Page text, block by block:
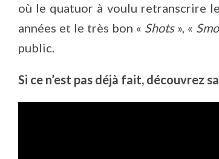
où le quatuor à voulu retranscrire
années et le très bon « Shots », «
public.
Si ce n’est pas déjà fait, découvrez